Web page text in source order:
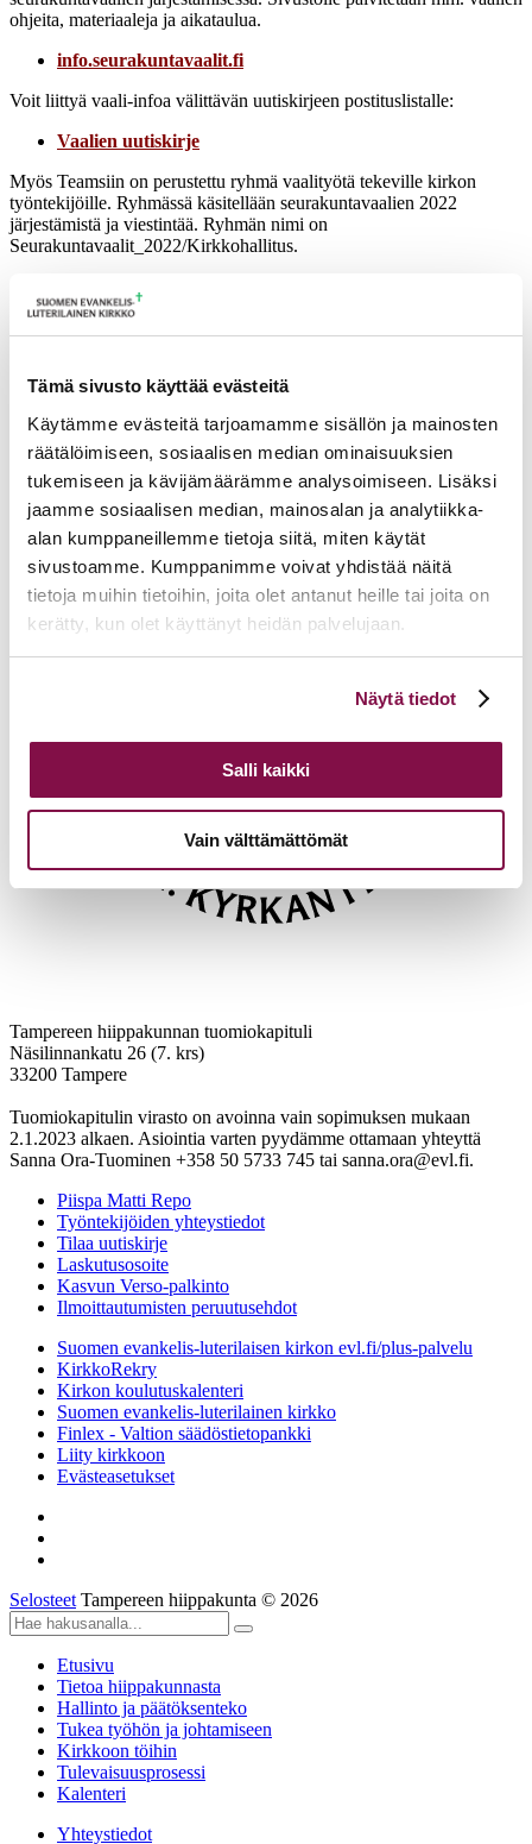
Tämä sivusto käyttää evästeitä
Käytämme evästeitä tarjoamamme sisällön ja mainosten
räätälöimiseen, sosiaalisen median ominaisuuksien
tukemiseen ja kävijämäärämme analysoimiseen. Lisäksi
jaamme sosiaalisen median, mainosalan ja analytiikka-
alan kumppaneillemme tietoja siitä, miten käytät
sivustoamme. Kumppanimme voivat yhdistää näitä
tietoja muihin tietoihin, joita olet antanut heille tai joita on
kerätty, kun olet käyttänyt heidän palvelujaan.
linkistä.
Näytä tiedot
Salli kaikki
Vain välttämättömät
ohjeita, materiaaleja ja aikataulua.
info.seurakuntavaalit.fi
Voit liittyä vaali-infoa välittävän uutiskirjeen postituslistalle:
Vaalien uutiskirje
Myös Teamsiin on perustettu ryhmä vaalityötä tekeville kirkon
työntekijöille. Ryhmässä käsitellään seurakuntavaalien 2022
järjestämistä ja viestintää. Ryhmän nimi on
Seurakuntavaalit_2022/Kirkkohallitus.
Ajankohtaista
17.06.2026 Pelastetaan Namibian alkukirkko – yhdessä! –
15.06.2026 Hiippakunnan toimintakalenteri syksy 2026
11.06.2026 Tuomiokapitulin päätöksiä 10.6.2026
Lisää ajankohtaista
Tampereen hiippakunnan tuomiokapituli
Näsilinnankatu 26 (7. krs)
33200 Tampere
Tuomiokapitulin virasto on avoinna vain sopimuksen mukaan
2.1.2023 alkaen. Asiointia varten pyydämme ottamaan yhteyttä
Sanna Ora-Tuominen +358 50 5733 745 tai sanna.ora@evl.fi.
Piispa Matti Repo
Työntekijöiden yhteystiedot
Tilaa uutiskirje
Laskutusosoite
Kasvun Verso-palkinto
Ilmoittautumisten peruutusehdot
Suomen evankelis-luterilaisen kirkon evl.fi/plus-palvelu
KirkkoRekry
Kirkon koulutuskalenteri
Suomen evankelis-luterilainen kirkko
Finlex - Valtion säädöstietopankki
Liity kirkkoon
Evästeasetukset
Selosteet Tampereen hiippakunta © 2026
Etusivu
Tietoa hiippakunnasta
Hallinto ja päätöksenteko
Tukea työhön ja johtamiseen
Kirkkoon töihin
Tulevaisuusprosessi
Kalenteri
Yhteystiedot